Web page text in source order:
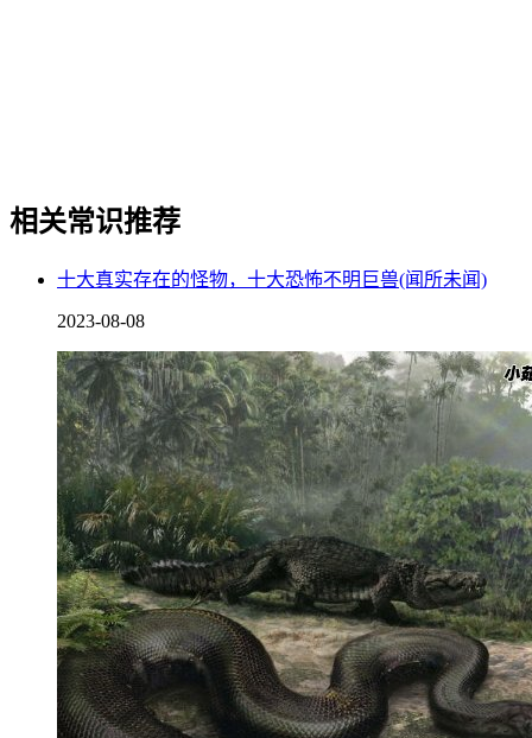
在古代还处在原始社会时，当时的古人崇尚图腾文化，每一个
发生了争斗，有些部落吞噬掉了别的部落，有些部落开始寻找
庇护，和别的部落联盟，他们将自己的图腾拼凑在一起，形成
了新的图腾。
相关常识推荐
十大真实存在的怪物，十大恐怖不明巨兽(闻所未闻)
2023-08-08